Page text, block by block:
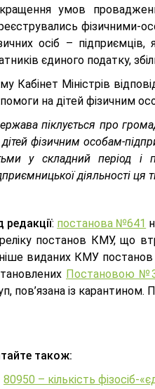
умов
фізичними-
осіб –
єдиного податку,
Кабінет Міністрів
на дітей фізичним
піклується про
фізичним особам-
у складний період і
діяльності
редакції: постанова №641
постанов КМУ, що
виданих КМУ постанов
Постановою
пов’язана із
також:
80950 – кількість фізосіб-